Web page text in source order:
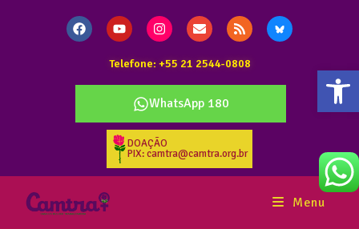
Telefone: +55 21 2544-0808
WhatsApp 180
DOAÇÃO
PIX: camtra@camtra.org.br
Menu